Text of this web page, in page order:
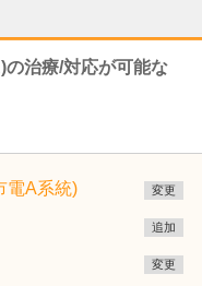
治療/対応が可能な
電A系統) 変更
追加
変更